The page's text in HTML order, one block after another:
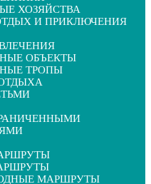
ХОЗЯЙСТВА
И ПРИКЛЮЧЕНИЯ
ОБЪЕКТЫ
ТРОПЫ
МАРШРУТЫ